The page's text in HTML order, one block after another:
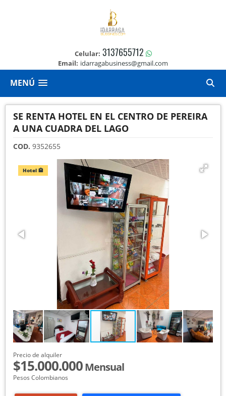
Celular: 3137655712
Email: idarragabusiness@gmail.com
MENÚ
SE RENTA HOTEL EN EL CENTRO DE PEREIRA
A UNA CUADRA DEL LAGO
COD. 9352655
Hotel 🏨
Precio de alquiler
$15.000.000Mensual
Pesos Colombianos